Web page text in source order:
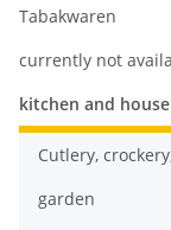
Tabakwaren
currently not
kitchen and
Cutlery,
garden